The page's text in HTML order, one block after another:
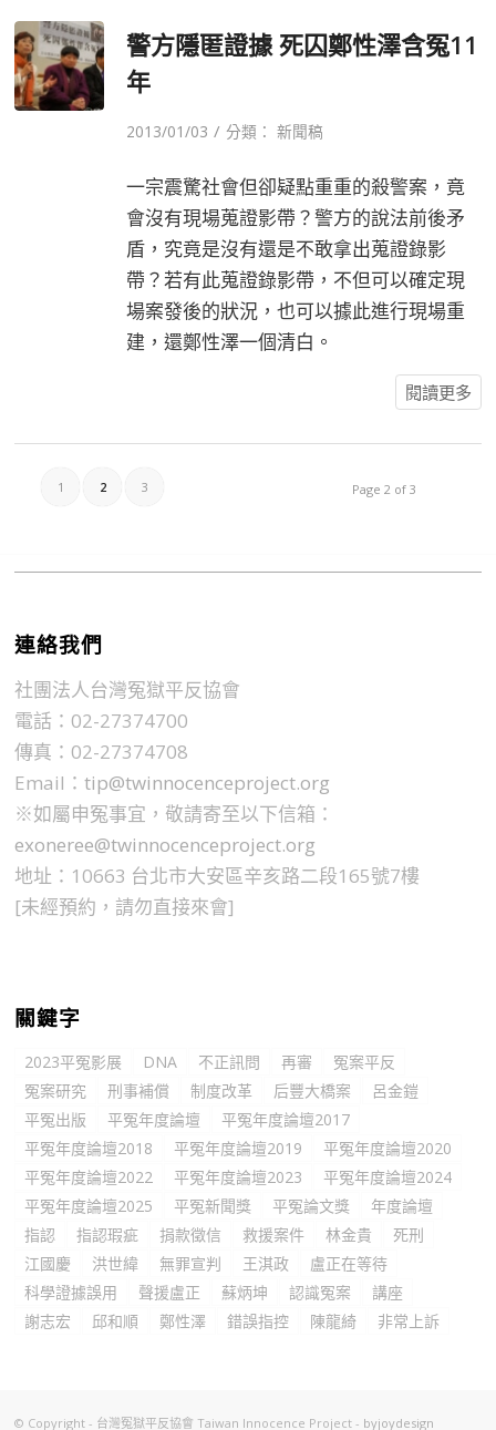
警方隱匿證據 死囚鄭性澤含冤11
年
2013/01/03 / 分類：新聞稿
一宗震驚社會但卻疑點重重的殺警案，竟
會沒有現場蒐證影帶？警方的說法前後矛
盾，究竟是沒有還是不敢拿出蒐證錄影
帶？若有此蒐證錄影帶，不但可以確定現
場案發後的狀況，也可以據此進行現場重
建，還鄭性澤一個清白。
閱讀更多
Page 2 of 3
1 2 3
連絡我們
社團法人台灣冤獄平反協會
電話：02-27374700
傳真：02-27374708
Email：tip@twinnocenceproject.org
※如屬申冤事宜，敬請寄至以下信箱：
exoneree@twinnocenceproject.org
地址：10663 台北市大安區辛亥路二段165號7樓
[未經預約，請勿直接來會]
關鍵字
2023平冤影展 DNA 不正訊問 再審
冤案平反
冤案研究
刑事補償 制度改革 后豐大橋案
呂金鎧
平冤出版
平冤年度論壇
平冤年度論壇2017
平冤年度論壇2018
平冤年度論壇2019
平冤年度論壇2020
平冤年度論壇2022
平冤年度論壇2023
平冤年度論壇2024
平冤年度論壇2025
平冤新聞獎 平冤論文獎
年度論壇
指認
指認瑕疵 捐款徵信 救援案件 林金貴
死刑
江國慶
洪世緯 無罪宣判 王淇政
盧正在等待
科學證據誤用
聲援盧正 蘇炳坤 認識冤案
講座
謝志宏
邱和順 鄭性澤 錯誤指控 陳龍綺 非常上訴
© Copyright - 台灣冤獄平反協會 Taiwan Innocence Project - byjoydesign